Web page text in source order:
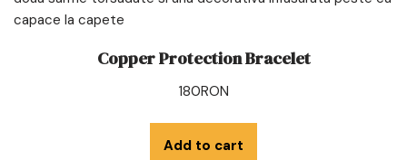
Copper Protection Bracelet
180RON
Add to cart